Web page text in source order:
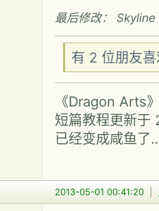
最后修改：
有 2 位朋友
《Dragon Arts
短篇教程更新于
已经变成咸鱼
2013-05-01 00:41:20